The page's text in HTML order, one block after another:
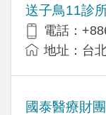
送子鳥11診
電話：
地址：台
國泰醫療財